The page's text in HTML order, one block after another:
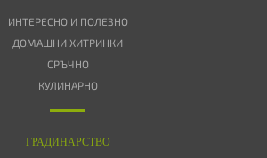
ИНТЕРЕСНО И ПОЛЕЗНО
ДОМАШНИ ХИТРИНКИ
СРЪЧНО
КУЛИНАРНО
ГРАДИНАРСТВО